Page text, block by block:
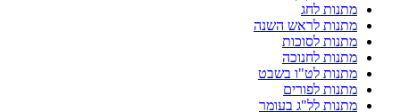
מתנות לחג
מתנות לראש השנה
מתנות לסוכות
מתנות לחנוכה
מתנות לט"ו בשבט
מתנות לפורים
מתנות לל"ג בעומר